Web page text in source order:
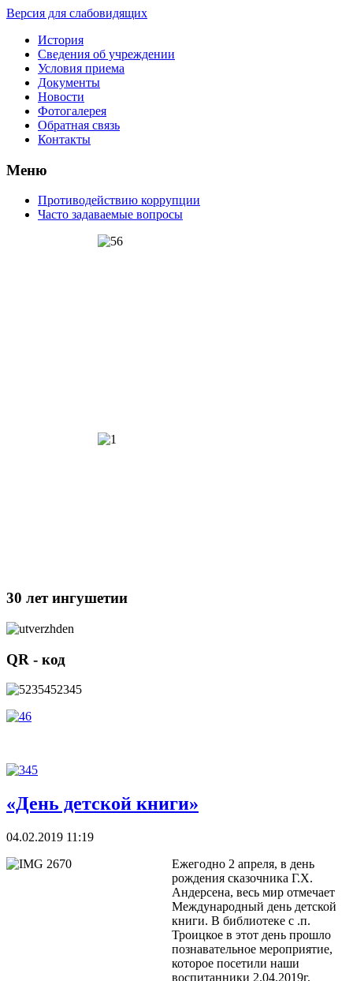
Версия для слабовидящих
История
Сведения об учреждении
Условия приема
Документы
Новости
Фотогалерея
Обратная связь
Контакты
Меню
Противодействию коррупции
Часто задаваемые вопросы
30 лет ингушетии
QR - код
«День детской книги»
04.02.2019 11:19
Ежегодно 2 апреля, в день
рождения сказочника Г.Х.
Андерсена, весь мир отмечает
Международный день детской
книги. В библиотеке с .п.
Троицкое в этот день прошло
познавательное мероприятие,
которое посетили наши
воспитанники 2.04.2019г.